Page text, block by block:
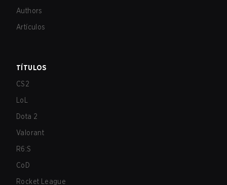
Authors
Artículos
TÍTULOS
CS2
LoL
Dota 2
Valorant
R6:S
CoD
Rocket League